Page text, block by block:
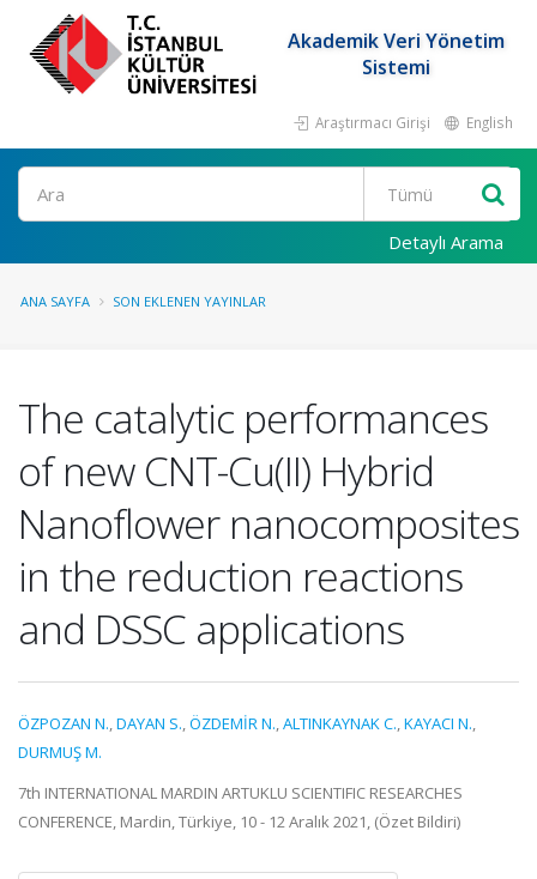
Akademik Veri Yönetim
Sistemi
Araştırmacı Girişi English
Ara
Detaylı Arama
ANA SAYFA SON EKLENEN YAYINLAR
The catalytic performances
of new CNT-Cu(II) Hybrid
Nanoflower nanocomposites
in the reduction reactions
and DSSC applications
ÖZPOZAN N.,DAYAN S.,ÖZDEMİR N.,ALTINKAYNAK C.,KAYACI N.,
DURMUŞ M.
7th INTERNATIONAL MARDIN ARTUKLU SCIENTIFIC RESEARCHES
CONFERENCE, Mardin, Türkiye, 10 - 12 Aralık 2021, (Özet Bildiri)